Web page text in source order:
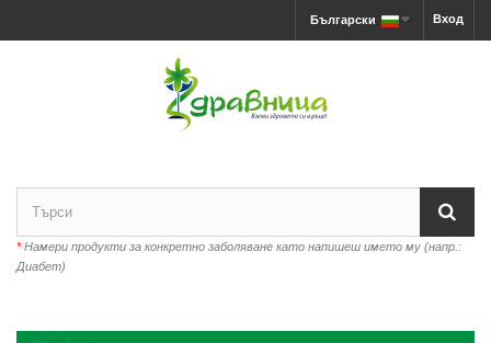
Вход
Български
*Намери продукти за конкретно заболяване като напишеш името му (напр.:
Диабет)